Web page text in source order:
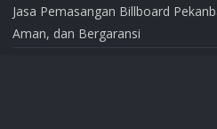
Jasa Pemasangan Billboard
Aman, dan Bergaransi